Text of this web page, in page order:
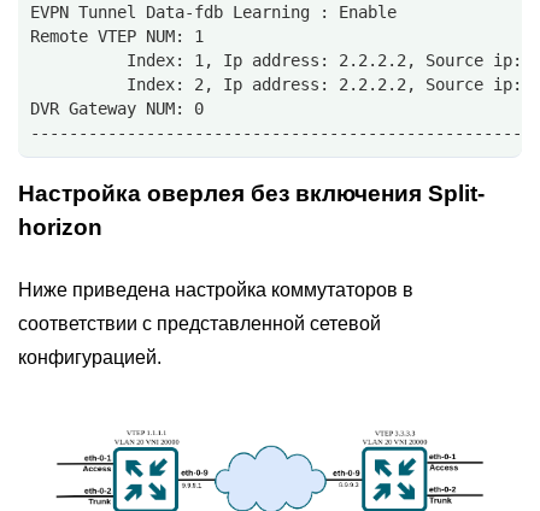
EVPN Tunnel Data-fdb Learning : Enable
Remote VTEP NUM: 1
Index: 1, Ip address: 2.2.2.2, Source ip:
Index: 2, Ip address: 2.2.2.2, Source ip:
DVR Gateway NUM: 0
Настройка оверлея без включения Split-
horizon
Ниже приведена настройка коммутаторов в
соответствии с представленной сетевой
конфигурацией.